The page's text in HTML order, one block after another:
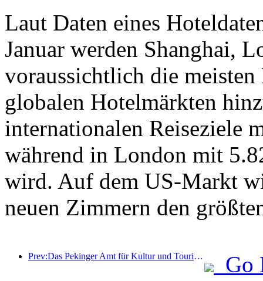
Laut Daten eines
Januar werden Shanghai,
voraussichtlich die
globalen Hotelmärkten
internationalen Reiseziele
während in London mit
wird. Auf dem US-Markt
neuen Zimmern den
Prev:Das Pekinger Amt für Kultur und Tourismus gab bekannt: Im Jahr 2025 empfing Peking 5,48 Millionen ausländische Touristen, ein Anstieg von 39 % gegenüber dem Vorjahr.
Go